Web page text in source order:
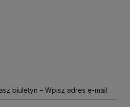
biuletyn – Wpisz adres e-mail